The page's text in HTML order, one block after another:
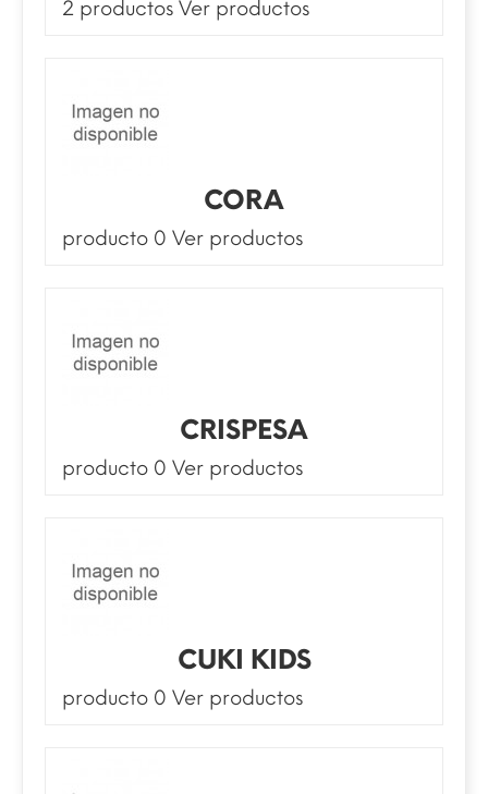
2 productos Ver productos
CORA
producto 0 Ver productos
CRISPESA
producto 0 Ver productos
CUKI KIDS
producto 0 Ver productos